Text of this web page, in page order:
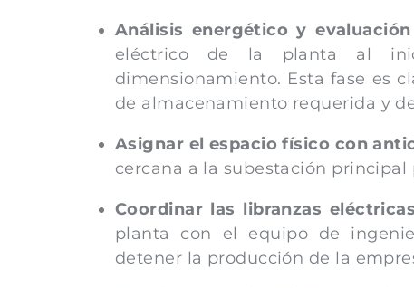
Análisis energético y
eléctrico de la planta al
dimensionamiento. Esta fase es
de almacenamiento requerida y
Asignar el espacio físico con
cercana a la subestación
Coordinar las libranzas
planta con el equipo de
detener la producción de la